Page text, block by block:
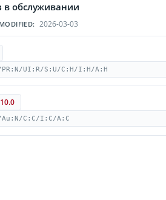
в обслуживании
MODIFIED: 2026-03-03
PR:N/UI:R/S:U/C:H/I:H/A:H
Au:N/C:C/I:C/A:C